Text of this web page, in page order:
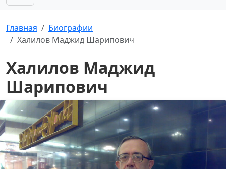
Главная
Биографии
Халилов Маджид Шарипович
Халилов Маджид
Шарипович